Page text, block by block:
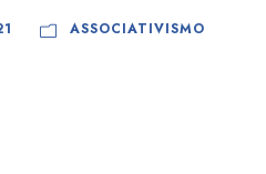
ASSOCIATIVISMO